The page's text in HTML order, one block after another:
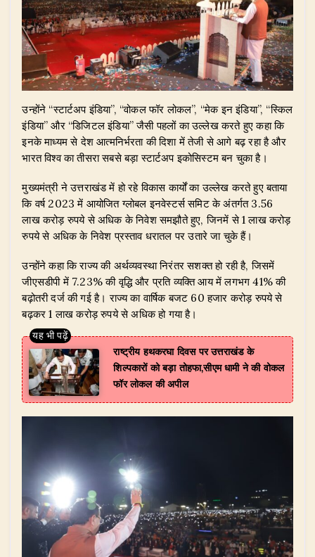
उन्होंने “स्टार्टअप इंडिया”, “वोकल फॉर लोकल”, “मेक इन इंडिया”, “स्किल
इंडिया” और “डिजिटल इंडिया” जैसी पहलों का उल्लेख करते हुए कहा कि
इनके माध्यम से देश आत्मनिर्भरता की दिशा में तेजी से आगे बढ़ रहा है और
भारत विश्व का तीसरा सबसे बड़ा स्टार्टअप इकोसिस्टम बन चुका है।
मुख्यमंत्री ने उत्तराखंड में हो रहे विकास कार्यों का उल्लेख करते हुए बताया
कि वर्ष 2023 में आयोजित ग्लोबल इनवेस्टर्स समिट के अंतर्गत 3.56
लाख करोड़ रुपये से अधिक के निवेश समझौते हुए, जिनमें से 1 लाख करोड़
रुपये से अधिक के निवेश प्रस्ताव धरातल पर उतारे जा चुके हैं।
उन्होंने कहा कि राज्य की अर्थव्यवस्था निरंतर सशक्त हो रही है, जिसमें
जीएसडीपी में 7.23% की वृद्धि और प्रति व्यक्ति आय में लगभग 41% की
बढ़ोतरी दर्ज की गई है। राज्य का वार्षिक बजट 60 हजार करोड़ रुपये से
बढ़कर 1 लाख करोड़ रुपये से अधिक हो गया है।
राष्ट्रीय हथकरघा दिवस पर उत्तराखंड के
शिल्पकारों को बड़ा तोहफा,सीएम धामी ने की वोकल
फॉर लोकल की अपील